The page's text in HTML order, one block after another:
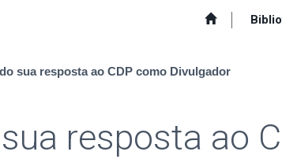
sua resposta ao CDP como Divulgador
resposta ao